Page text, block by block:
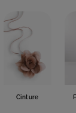
Cinture